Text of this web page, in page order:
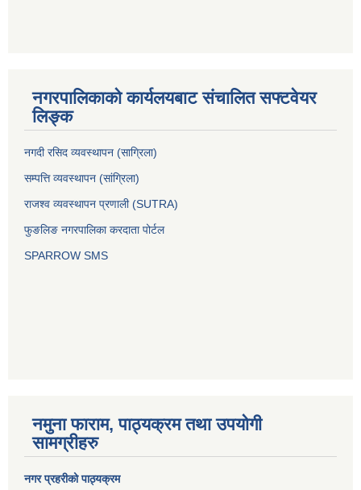
नगरपालिकाको कार्यलयबाट संचालित सफ्टवेयर
लिङ्क
नगदी रसिद व्यवस्थापन (साग्रिला)
सम्पत्ति व्यवस्थापन (सांग्रिला)
राजश्व व्यवस्थापन प्रणाली (SUTRA)
फुङलिङ नगरपालिका करदाता पोर्टल
SPARROW SMS
नमुना फाराम, पाठ्यक्रम तथा उपयोगी
सामग्रीहरु
नगर प्रहरीको पाठ्यक्रम